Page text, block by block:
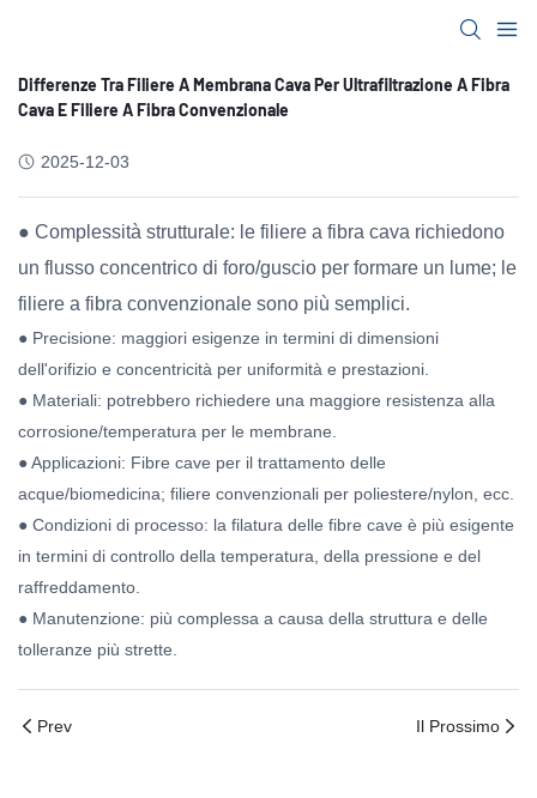
Differenze Tra Filiere A Membrana Cava Per Ultrafiltrazione A Fibra
Cava E Filiere A Fibra Convenzionale
2025-12-03
● Complessità strutturale: le filiere a fibra cava richiedono
un flusso concentrico di foro/guscio per formare un lume; le
filiere a fibra convenzionale sono più semplici.
● Precisione: maggiori esigenze in termini di dimensioni
dell'orifizio e concentricità per uniformità e prestazioni.
● Materiali: potrebbero richiedere una maggiore resistenza alla
corrosione/temperatura per le membrane.
● Applicazioni: Fibre cave per il trattamento delle
acque/biomedicina; filiere convenzionali per poliestere/nylon, ecc.
● Condizioni di processo: la filatura delle fibre cave è più esigente
in termini di controllo della temperatura, della pressione e del
raffreddamento.
● Manutenzione: più complessa a causa della struttura e delle
tolleranze più strette.
Prev Il Prossimo